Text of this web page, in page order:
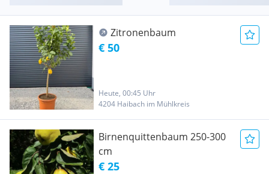
Zitronenbaum
€ 50
Heute, 00:45 Uhr
4204 Haibach im Mühlkreis
Birnenquittenbaum 250-300
cm
€ 25